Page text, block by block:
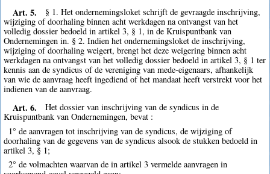
Art. 5.
§ 1. Het ondernemingsloket schrijft de gevraagde inschrijving,
wijziging of doorhaling binnen acht werkdagen na ontvangst van het
volledig dossier bedoeld in artikel 3, § 1, in de Kruispuntbank van
Ondernemingen in. § 2. Indien het ondernemingsloket de inschrijving,
wijziging of doorhaling weigert, brengt het deze weigering binnen acht
werkdagen na ontvangst van het volledig dossier bedoeld in artikel 3, § 1 ter
kennis aan de syndicus of de vereniging van mede-eigenaars, afhankelijk
van wie de aanvraag heeft ingediend of het mandaat heeft verstrekt voor het
indienen van de aanvraag.
Art. 6.
Het dossier van inschrijving van de syndicus in de
Kruispuntbank van Ondernemingen, bevat :
1° de aanvragen tot inschrijving van de syndicus, de wijziging of
doorhaling van de gegevens van de syndicus alsook de stukken bedoeld in
artikel 3, § 1;
2° de volmachten waarvan de in artikel 3 vermelde aanvragen in